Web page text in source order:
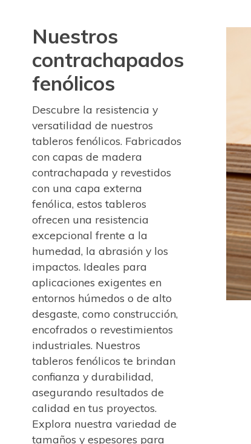
Nuestros
contrachapados
fenólicos
Descubre la resistencia y
versatilidad de nuestros
tableros fenólicos. Fabricados
con capas de madera
contrachapada y revestidos
con una capa externa
fenólica, estos tableros
ofrecen una resistencia
excepcional frente a la
humedad, la abrasión y los
impactos. Ideales para
aplicaciones exigentes en
entornos húmedos o de alto
desgaste, como construcción,
encofrados o revestimientos
industriales. Nuestros
tableros fenólicos te brindan
confianza y durabilidad,
asegurando resultados de
calidad en tus proyectos.
Explora nuestra variedad de
tamaños y espesores para